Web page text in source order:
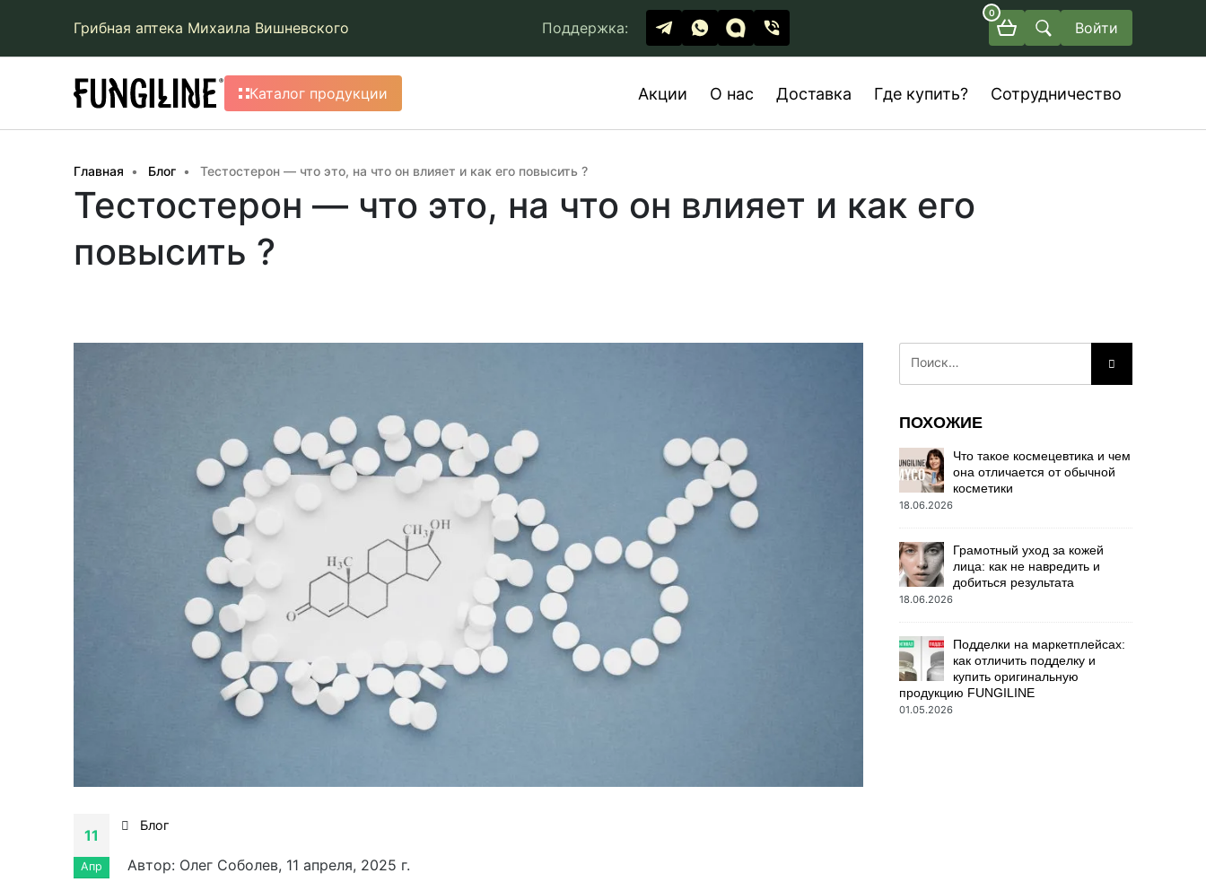
Грибная аптека Михаила Вишневского Поддержка:
0
Войти
Каталог продукции Акции О нас Доставка Где купить? Сотрудничество
Главная Блог Тестостерон — что это, на что он влияет и как его повысить ?
Тестостерон — что это, на что он влияет и как его
повысить ?
11
Апр
Блог
Автор: Олег Соболев, 11 апреля, 2025 г.
ПОХОЖИЕ
Что такое космецевтика и чем
она отличается от обычной
косметики
18.06.2026
Грамотный уход за кожей
лица: как не навредить и
добиться результата
18.06.2026
Подделки на маркетплейсах:
как отличить подделку и
купить оригинальную
продукцию FUNGILINE
01.05.2026